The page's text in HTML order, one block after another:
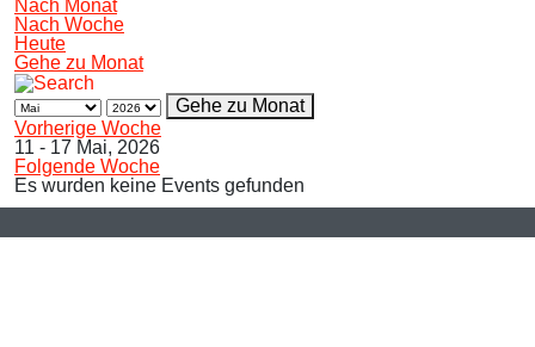
Nach Monat
Nach Woche
Heute
Gehe zu Monat
Gehe zu Monat
Vorherige Woche
11 - 17 Mai, 2026
Folgende Woche
Es wurden keine Events gefunden